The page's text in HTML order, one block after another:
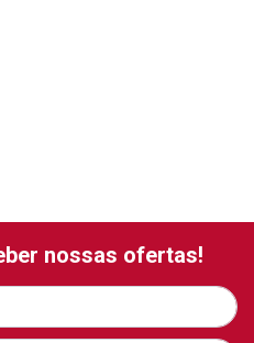
nossas ofertas!